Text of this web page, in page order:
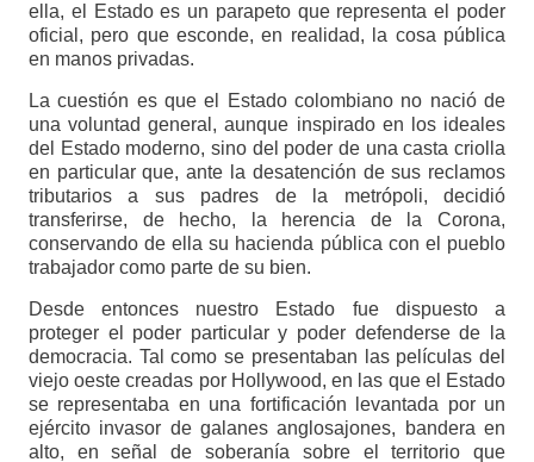
ella, el Estado es un parapeto que representa el poder
oficial, pero que esconde, en realidad, la cosa pública
en manos privadas.
La cuestión es que el Estado colombiano no nació de
una voluntad general, aunque inspirado en los ideales
del Estado moderno, sino del poder de una casta criolla
en particular que, ante la desatención de sus reclamos
tributarios a sus padres de la metrópoli, decidió
transferirse, de hecho, la herencia de la Corona,
conservando de ella su hacienda pública con el pueblo
trabajador como parte de su bien.
Desde entonces nuestro Estado fue dispuesto a
proteger el poder particular y poder defenderse de la
democracia. Tal como se presentaban las películas del
viejo oeste creadas por Hollywood, en las que el Estado
se representaba en una fortificación levantada por un
ejército invasor de galanes anglosajones, bandera en
alto, en señal de soberanía sobre el territorio que